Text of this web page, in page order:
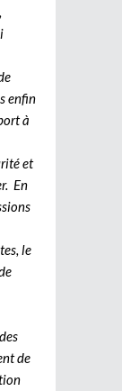
enfin
à
et
En
le
de